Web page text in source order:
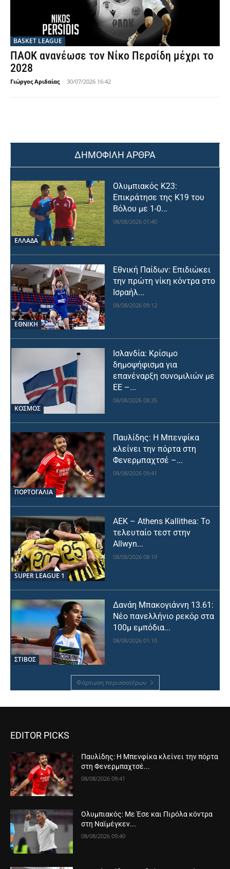
BASKET LEAGUE
ΠΑΟΚ ανανέωσε τον Νίκο Περσίδη μέχρι το
2028
Γιώργος Αριδαίας - 30/07/2026 16:42
ΔΗΜΟΦΙΛΗ ΑΡΘΡΑ
ΕΛΛΑΔΑ
Ολυμπιακός Κ23:
Επικράτησε της Κ19 του
Βόλου με 1-0...
08/08/2026 01:40
ΕΘΝΙΚΉ
Εθνική Παίδων: Επιδιώκει
την πρώτη νίκη κόντρα στο
Ισραήλ...
08/08/2026 09:12
ΚΟΣΜΟΣ
Ισλανδία: Κρίσιμο
δημοψήφισμα για
επανέναρξη συνομιλιών με
ΕΕ –...
08/08/2026 08:35
ΠΟΡΤΟΓΑΛΙΑ
Παυλίδης: Η Μπενφίκα
κλείνει την πόρτα στη
Φενερμπαχτσέ –...
08/08/2026 09:41
SUPER LEAGUE 1
ΑΕΚ – Athens Kallithea: Το
τελευταίο τεστ στην
Allwyn...
08/08/2026 08:10
ΣΤΙΒΟΣ
Δανάη Μπακογιάννη 13.61:
Νέο πανελλήνιο ρεκόρ στα
100μ εμπόδια...
08/08/2026 01:10
Φόρτωση περισσοτέρων
EDITOR PICKS
Παυλίδης: Η Μπενφίκα κλείνει την πόρτα
στη Φενερμπαχτσέ...
08/08/2026 09:41
Ολυμπιακός: Με Έσε και Πιρόλα κόντρα
στη Ναϊμέγκεν...
08/08/2026 09:40